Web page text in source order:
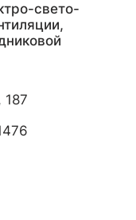
свето-
187